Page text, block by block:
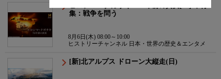
集：戦争を問う
8月6日(木) 08:00～10:00
ヒストリーチャンネル 日本・世界の歴史＆エンタメ
[新]北アルプス ドローン大縦走(日)